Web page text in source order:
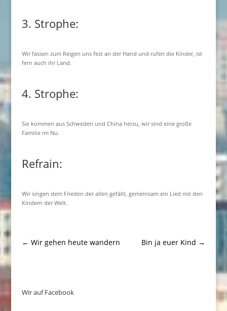
3. Strophe:
Wir fassen zum Reigen uns fest an der Hand und rufen die Kinder, ist
fern auch ihr Land.
4. Strophe:
Sie kommen aus Schweden und China herzu, wir sind eine große
Familie im Nu.
Refrain:
Wir singen dem Frieden der allen gefällt, gemeinsam ein Lied mit den
Kindern der Welt.
← Wir gehen heute wandern Bin ja euer Kind →
Wir auf Facebook